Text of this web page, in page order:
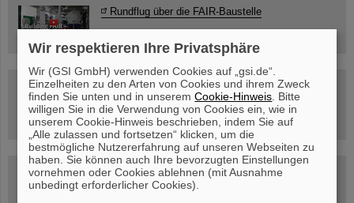
Rundflug über die FAIR-Baustelle
Besichtigung von GSI/FAIR –
jetzt Termin buchen!
Blog Beam On
Menschen...hinter GSI und FAIR.
Wir respektieren Ihre Privatsphäre
Wir (GSI GmbH) verwenden Cookies auf „gsi.de“.
Einzelheiten zu den Arten von Cookies und ihrem Zweck
finden Sie unten und in unseremCookie-Hinweis . Bitte
willigen Sie in die Verwendung von Cookies ein, wie in
unserem Cookie-Hinweis beschrieben, indem Sie auf
„Alle zulassen und fortsetzen“ klicken, um die
bestmögliche Nutzererfahrung auf unseren Webseiten zu
haben. Sie können auch Ihre bevorzugten Einstellungen
vornehmen oder Cookies ablehnen (mit Ausnahme
unbedingt erforderlicher Cookies).